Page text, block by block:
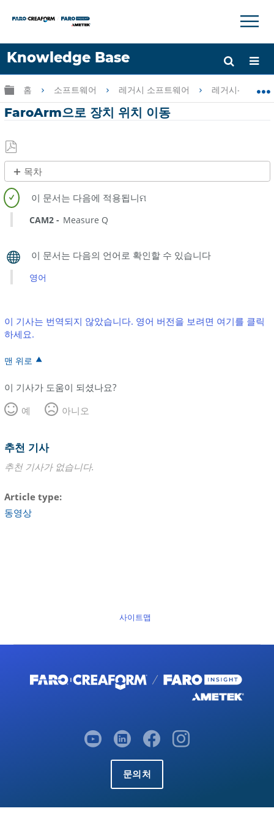
Knowledge Base
언어
도움 받기 로그인
×
글로벌 계층 확장/축소
홈 소프트웨어 레거시 소프트웨어 레거시-
FaroArm으로 장치 위치 이동
PDF
로
저
장
목차
제
목
없
음
CAM2 Measure Q
영어
이 기사는 번역되지 않았습니다. 영어 버전을 보려면 여기를 클릭
하세요.
맨 위로
이 기사가 도움이 되셨나요?
예
아니오
추천 기사
추천 기사가 없습니다.
Article type
동영상
사이트맵
문의처